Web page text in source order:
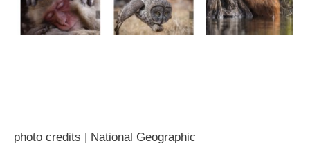
photo credits | National Geographic